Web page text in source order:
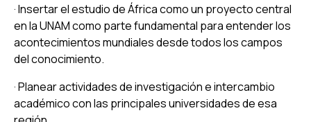
· Insertar el estudio de África como un proyecto central
en la UNAM como parte fundamental para entender los
acontecimientos mundiales desde todos los campos
del conocimiento.
· Planear actividades de investigación e intercambio
académico con las principales universidades de esa